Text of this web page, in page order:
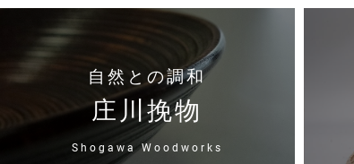
自然との調和
庄川挽物
Shogawa Woodworks